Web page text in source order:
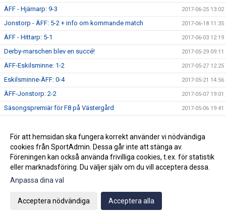
ÄFF - Hjärnarp: 9-3 2017-06-25 13:02
Jonstorp - ÄFF: 5-2 + info om kommande match 2017-06-18 11:35
ÄFF - Hittarp: 5-1 2017-06-03 12:19
Derby-marschen blev en succé! 2017-05-29 09:11
ÄFF-Eskilsminne: 1-2 2017-05-27 12:25
Eskilsminne-ÄFF: 0-4 2017-05-21 14:56
ÄFF-Jonstorp: 2-2 2017-05-07 19:01
Säsongspremiär för F8 på Västergård 2017-05-06 19:41
Inställd Träning - Lördag 29/4 2017-04-27 12:40
Premiärmatch för F9: Hittarp-ÄFF 0-2 2017-04-23 11:15
Gå till Webbversion
För att hemsidan ska fungera korrekt använder vi nödvändiga
cookies från SportAdmin. Dessa går inte att stänga av.
Föreningen kan också använda frivilliga cookies, t.ex. för statistik
eller marknadsföring. Du väljer själv om du vill acceptera dessa.
Anpassa dina val
Acceptera nödvändiga Acceptera alla